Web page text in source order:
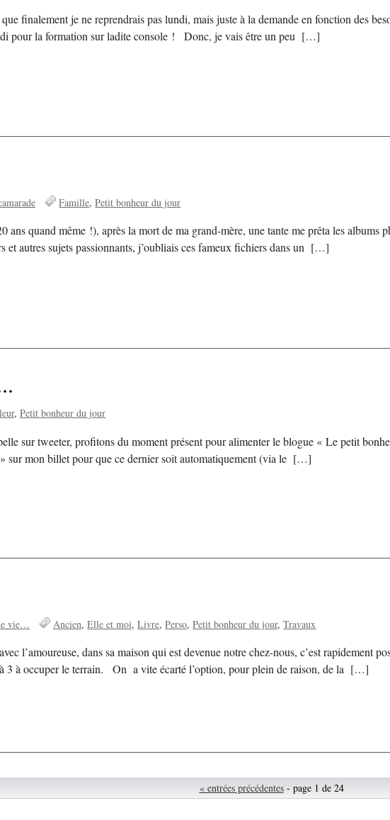
finalement je ne reprendrais pas lundi, mais juste à la demande en fonction des
pour la formation sur ladite console ! Donc, je vais être un peu […]
Famille Petit bonheur du jour
ans quand même !), après la mort de ma grand-mère, une tante me prêta les
et autres sujets passionnants, j’oubliais ces fameux fichiers dans un […]
Petit bonheur du jour
sur tweeter, profitons du moment présent pour alimenter le blogue « Le petit
sur mon billet pour que ce dernier soit automatiquement (via le […]
vie… Ancien Elle et moi Livre Perso Petit bonheur du jour Travaux
l’amoureuse, dans sa maison qui est devenue notre chez-nous, c’est rapidement
3 à occuper le terrain. On a vite écarté l’option, pour plein de raison, de la […]
« entrées précédentes- page 1 de 24